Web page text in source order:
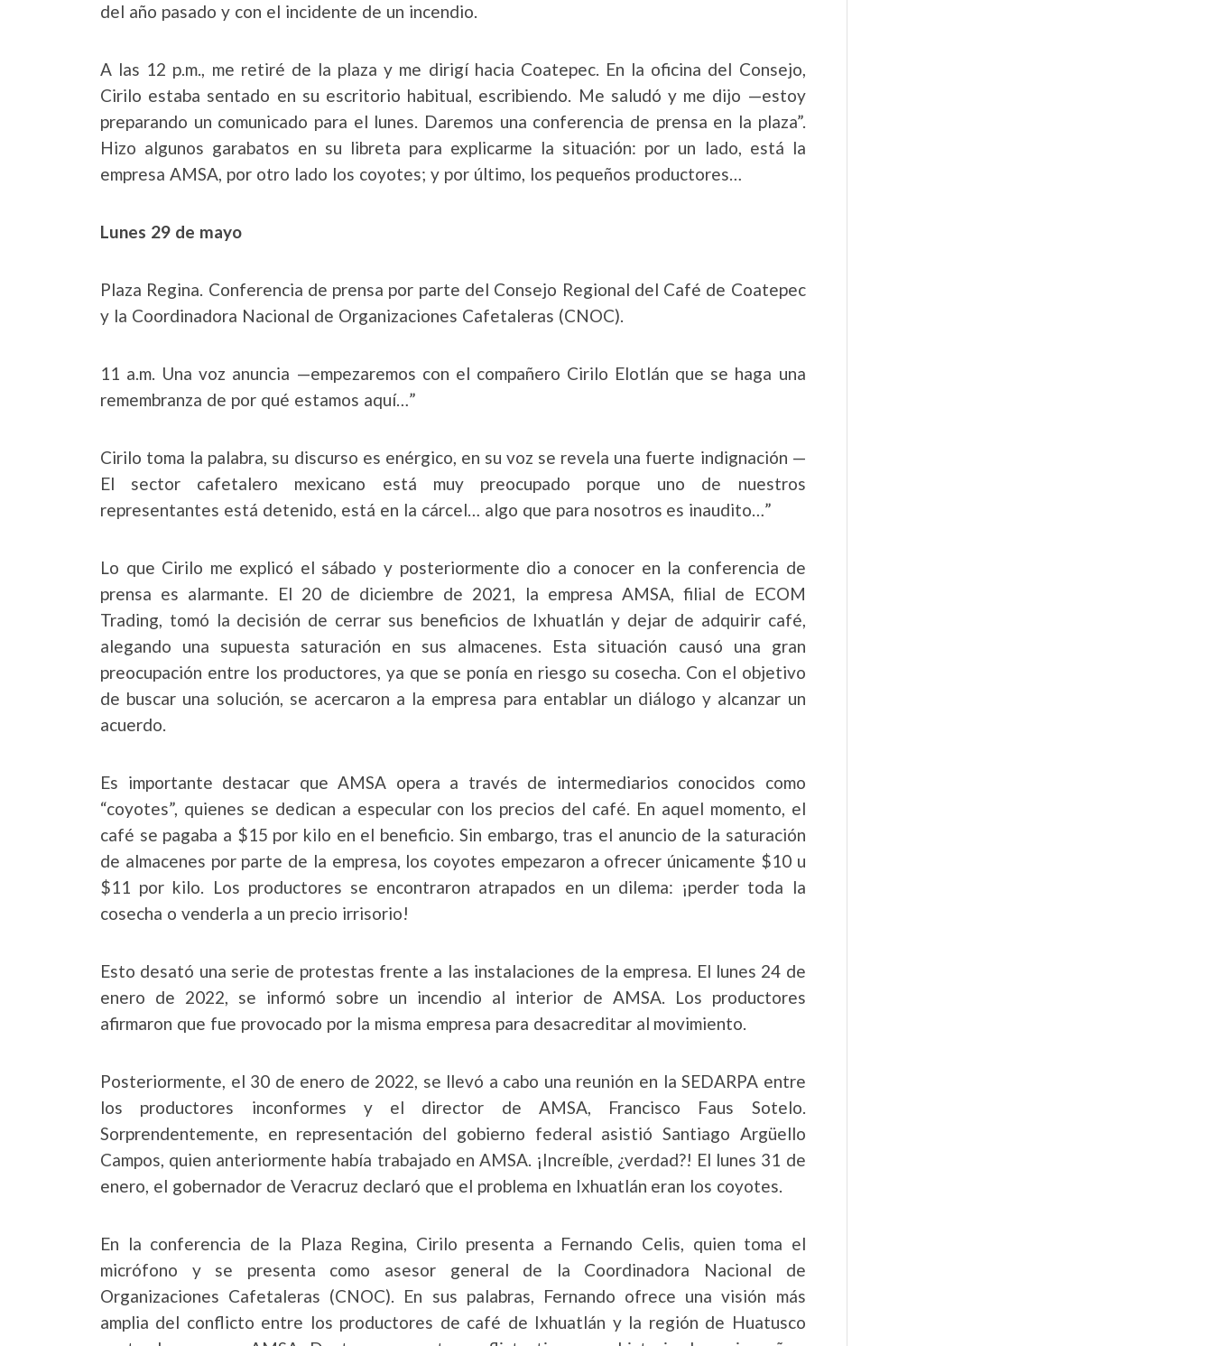
del año pasado y con el incidente de un incendio.
A las 12 p.m., me retiré de la plaza y me dirigí hacia Coatepec. En la oficina del Consejo,
Cirilo estaba sentado en su escritorio habitual, escribiendo. Me saludó y me dijo —estoy
preparando un comunicado para el lunes. Daremos una conferencia de prensa en la plaza”.
Hizo algunos garabatos en su libreta para explicarme la situación: por un lado, está la
empresa AMSA, por otro lado los coyotes; y por último, los pequeños productores…
Lunes 29 de mayo
Plaza Regina. Conferencia de prensa por parte del Consejo Regional del Café de Coatepec
y la Coordinadora Nacional de Organizaciones Cafetaleras (CNOC).
11 a.m. Una voz anuncia —empezaremos con el compañero Cirilo Elotlán que se haga una
remembranza de por qué estamos aquí…”
Cirilo toma la palabra, su discurso es enérgico, en su voz se revela una fuerte indignación —
El sector cafetalero mexicano está muy preocupado porque uno de nuestros
representantes está detenido, está en la cárcel… algo que para nosotros es inaudito…”
Lo que Cirilo me explicó el sábado y posteriormente dio a conocer en la conferencia de
prensa es alarmante. El 20 de diciembre de 2021, la empresa AMSA, filial de ECOM
Trading, tomó la decisión de cerrar sus beneficios de Ixhuatlán y dejar de adquirir café,
alegando una supuesta saturación en sus almacenes. Esta situación causó una gran
preocupación entre los productores, ya que se ponía en riesgo su cosecha. Con el objetivo
de buscar una solución, se acercaron a la empresa para entablar un diálogo y alcanzar un
acuerdo.
Es importante destacar que AMSA opera a través de intermediarios conocidos como
“coyotes”, quienes se dedican a especular con los precios del café. En aquel momento, el
café se pagaba a $15 por kilo en el beneficio. Sin embargo, tras el anuncio de la saturación
de almacenes por parte de la empresa, los coyotes empezaron a ofrecer únicamente $10 u
$11 por kilo. Los productores se encontraron atrapados en un dilema: ¡perder toda la
cosecha o venderla a un precio irrisorio!
Esto desató una serie de protestas frente a las instalaciones de la empresa. El lunes 24 de
enero de 2022, se informó sobre un incendio al interior de AMSA. Los productores
afirmaron que fue provocado por la misma empresa para desacreditar al movimiento.
Posteriormente, el 30 de enero de 2022, se llevó a cabo una reunión en la SEDARPA entre
los productores inconformes y el director de AMSA, Francisco Faus Sotelo.
Sorprendentemente, en representación del gobierno federal asistió Santiago Argüello
Campos, quien anteriormente había trabajado en AMSA. ¡Increíble, ¿verdad?! El lunes 31 de
enero, el gobernador de Veracruz declaró que el problema en Ixhuatlán eran los coyotes.
En la conferencia de la Plaza Regina, Cirilo presenta a Fernando Celis, quien toma el
micrófono y se presenta como asesor general de la Coordinadora Nacional de
Organizaciones Cafetaleras (CNOC). En sus palabras, Fernando ofrece una visión más
amplia del conflicto entre los productores de café de Ixhuatlán y la región de Huatusco